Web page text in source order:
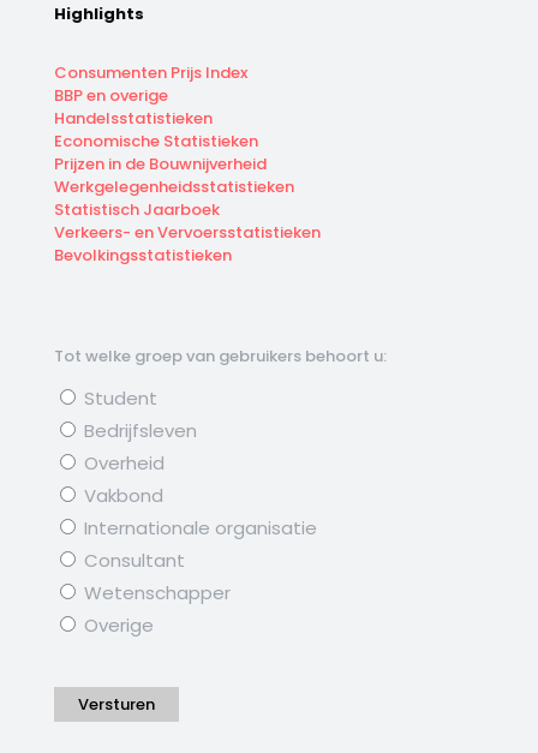
Highlights
Consumenten Prijs Index
BBP en overige
Handelsstatistieken
Economische Statistieken
Prijzen in de Bouwnijverheid
Werkgelegenheidsstatistieken
Statistisch Jaarboek
Verkeers- en Vervoersstatistieken
Bevolkingsstatistieken
Tot welke groep van gebruikers behoort u:
Student
Bedrijfsleven
Overheid
Vakbond
Internationale organisatie
Consultant
Wetenschapper
Overige
Versturen